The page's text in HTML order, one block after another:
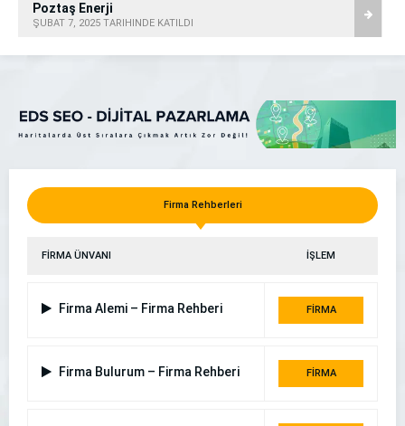
Poztaş Enerji
ŞUBAT 7, 2025 TARİHİNDE KATILDI
Firma Rehberleri
FİRMA ÜNVANI İŞLEM
Firma Alemi – Firma Rehberi FİRMA
Firma Bulurum – Firma Rehberi FİRMA